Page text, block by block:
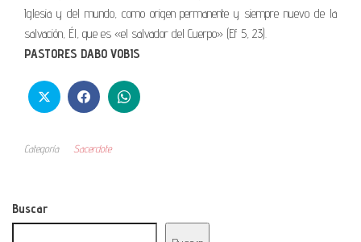
Iglesia y del mundo, como origen permanente y siempre nuevo de la
salvación, Él, que es «el salvador del Cuerpo» (Ef 5, 23).
PASTORES DABO VOBIS
Categoría Sacerdote
Buscar